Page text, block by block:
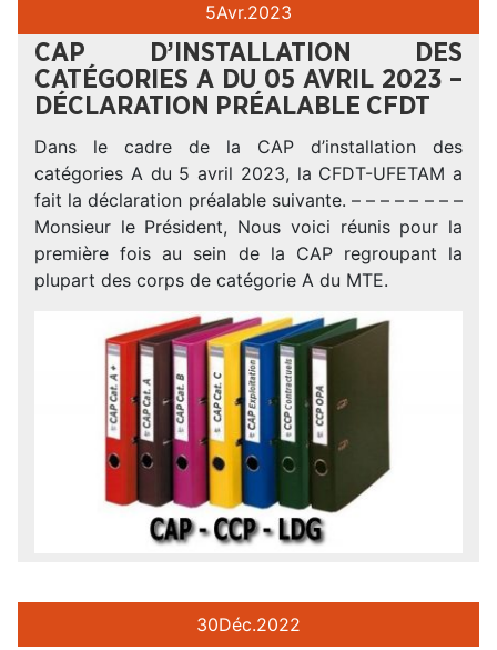
5Avr.2023
CAP D’INSTALLATION DES
CATÉGORIES A DU 05 AVRIL 2023 –
DÉCLARATION PRÉALABLE CFDT
Dans le cadre de la CAP d’installation des
catégories A du 5 avril 2023, la CFDT-UFETAM a
fait la déclaration préalable suivante. – – – – – – – –
Monsieur le Président, Nous voici réunis pour la
première fois au sein de la CAP regroupant la
plupart des corps de catégorie A du MTE.
30Déc.2022